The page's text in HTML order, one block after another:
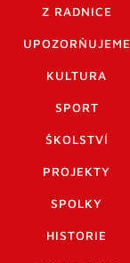
Z RADNICE
UPOZORŇUJEME
KULTURA
SPORT
ŠKOLSTVÍ
PROJEKTY
SPOLKY
HISTORIE